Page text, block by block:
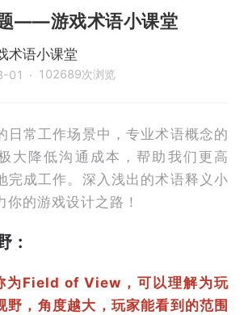
——游戏术语小课堂
术语小课堂
01 · 102689次浏览
日常工作场景中，专业术语概念的
大降低沟通成本，帮助我们更高
完成工作。深入浅出的术语释义小
你的游戏设计之路！
:
为Field of View，可以理解为玩
野，角度越大，玩家能看到的范围